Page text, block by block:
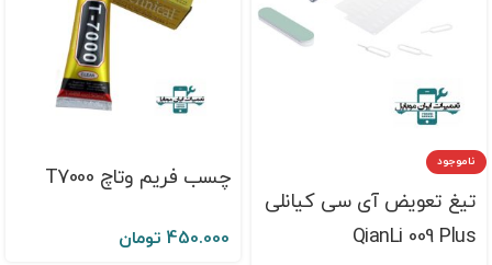
ناموجود
تیغ تعویض آی سی کیانلی
QianLi 009 Plus
چسب فریم وتاچ T7000
450.000 تومان